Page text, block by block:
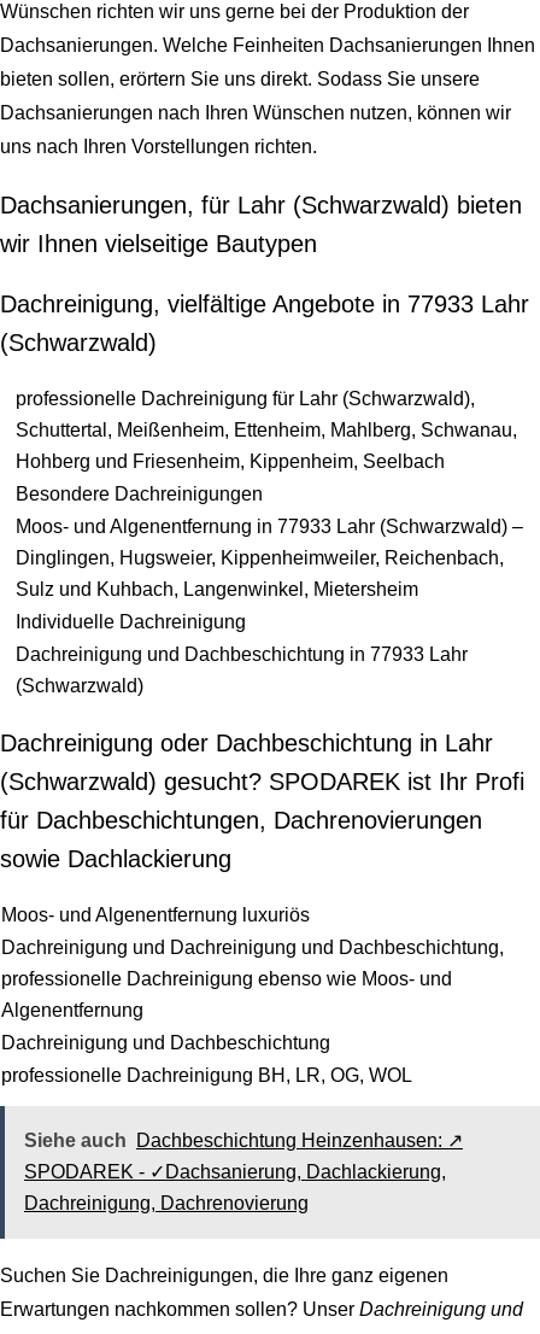
Wünschen richten wir uns gerne bei der Produktion der
Dachsanierungen. Welche Feinheiten Dachsanierungen Ihnen
bieten sollen, erörtern Sie uns direkt. Sodass Sie unsere
Dachsanierungen nach Ihren Wünschen nutzen, können wir
uns nach Ihren Vorstellungen richten.
Dachsanierungen, für Lahr (Schwarzwald) bieten
wir Ihnen vielseitige Bautypen
Dachreinigung, vielfältige Angebote in 77933 Lahr
(Schwarzwald)
professionelle Dachreinigung für Lahr (Schwarzwald),
Schuttertal, Meißenheim, Ettenheim, Mahlberg, Schwanau,
Hohberg und Friesenheim, Kippenheim, Seelbach
Besondere Dachreinigungen
Moos- und Algenentfernung in 77933 Lahr (Schwarzwald) –
Dinglingen, Hugsweier, Kippenheimweiler, Reichenbach,
Sulz und Kuhbach, Langenwinkel, Mietersheim
Individuelle Dachreinigung
Dachreinigung und Dachbeschichtung in 77933 Lahr
(Schwarzwald)
Dachreinigung oder Dachbeschichtung in Lahr
(Schwarzwald) gesucht? SPODAREK ist Ihr Profi
für Dachbeschichtungen, Dachrenovierungen
sowie Dachlackierung
Moos- und Algenentfernung luxuriös
Dachreinigung und Dachreinigung und Dachbeschichtung,
professionelle Dachreinigung ebenso wie Moos- und
Algenentfernung
Dachreinigung und Dachbeschichtung
professionelle Dachreinigung BH, LR, OG, WOL
Siehe auch
Dachbeschichtung Heinzenhausen: ↗️
SPODAREK - ✓Dachsanierung, Dachlackierung,
Dachreinigung, Dachrenovierung
Suchen Sie Dachreinigungen, die Ihre ganz eigenen
Erwartungen nachkommen sollen? Unser Dachreinigung und